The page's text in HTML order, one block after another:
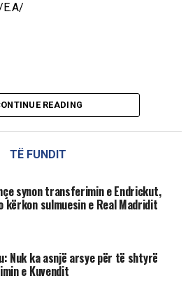
READING
TË FUNDIT
synon transferimin e Endrickut,
kërkon sulmuesin e Real Madridit
Nuk ka asnjë arsye për të shtyrë
e Kuvendit